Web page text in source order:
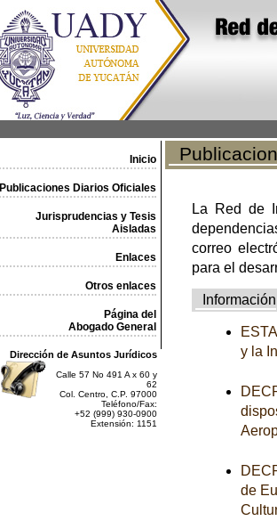
Inicio
Publicaciones Diarios Oficiales
Jurisprudencias y Tesis
Aisladas
Enlaces
Otros enlaces
Página del
Abogado General
Dirección de Asuntos Jurídicos
Calle 57 No 491 A x 60 y
62
Col. Centro, C.P. 97000
Teléfono/Fax:
+52 (999) 930-0900
Extensión: 1151
La Red de
correo
para el
Información
y la
de